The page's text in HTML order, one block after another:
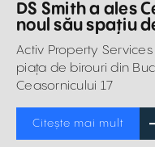
DS Smith a ales
noul său spațiu
Activ Property
piața de birouri din
Ceasornicului 17
Citește mai mult